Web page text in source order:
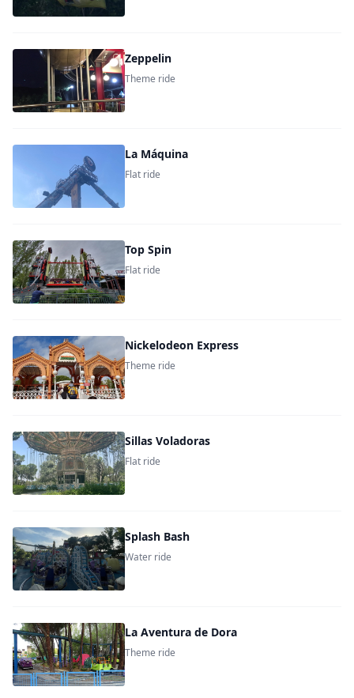
Zeppelin
Theme ride
La Máquina
Flat ride
Top Spin
Flat ride
Nickelodeon Express
Theme ride
Sillas Voladoras
Flat ride
Splash Bash
Water ride
La Aventura de Dora
Theme ride